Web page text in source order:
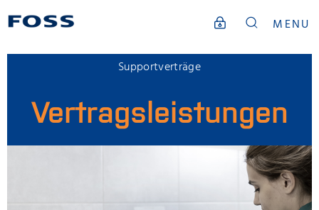
MENU
Supportverträge
Vertragsleistungen